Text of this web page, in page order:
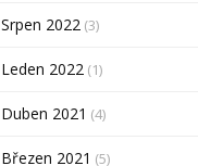
Srpen 2022 (3)
Leden 2022 (1)
Duben 2021 (4)
Březen 2021 (5)